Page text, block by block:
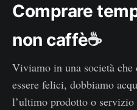
Comprare
non caffè☕
Viviamo in una società che
essere felici, dobbiamo
l’ultimo prodotto o